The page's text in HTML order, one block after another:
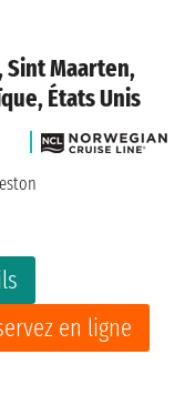
Sint Maarten,
États Unis
en ligne